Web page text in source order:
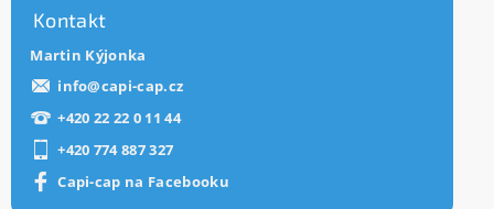
Kontakt
Martin Kýjonka
info@capi-cap.cz
+420 22 22 0 11 44
+420 774 887 327
Capi-cap na Facebooku